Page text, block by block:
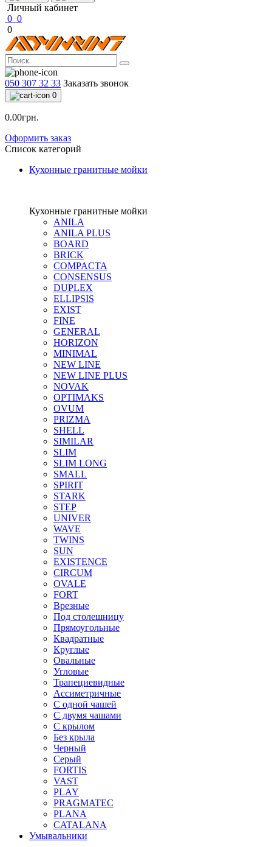
Личный кабинет
0 0
0
050 307 32 33 Заказать звонок
0
0.00грн.
Оформить заказ
Список категорий
Кухонные гранитные мойки
Кухонные гранитные мойки
ANILA
ANILA PLUS
BOARD
BRICK
COMPACTA
CONSENSUS
DUPLEX
ELLIPSIS
EXIST
FINE
GENERAL
HORIZON
MINIMAL
NEW LINE
NEW LINE PLUS
NOVAK
OPTIMAKS
OVUM
PRIZMA
SHELL
SIMILAR
SLIM
SLIM LONG
SMALL
SPIRIT
STARK
STEP
UNIVER
WAVE
TWINS
SUN
EXISTENCE
CIRCUM
OVALE
FORT
Врезные
Под столешницу
Прямоугольные
Квадратные
Круглые
Овальные
Угловые
Трапециевидные
Ассиметричные
С одной чашей
С двумя чашами
С крылом
Без крыла
Черный
Серый
FORTIS
VAST
PLAY
PRAGMATEC
PLANA
CATALANA
Умывальники